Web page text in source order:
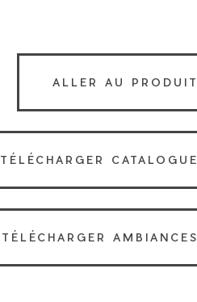
ALLER AU PRODUIT
TÉLÉCHARGER CATALOGUE
TÉLÉCHARGER AMBIANCES